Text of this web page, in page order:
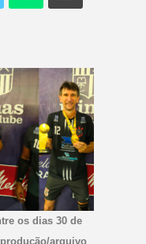
os dias 30 de
arquivo